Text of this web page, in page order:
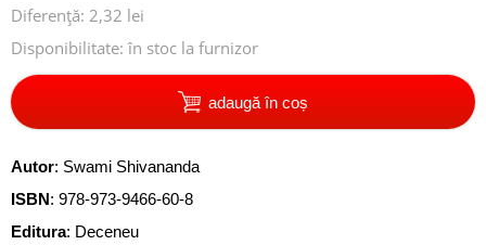
Diferență: 2,32 lei
Disponibilitate: în stoc la furnizor
adaugă în coș
Autor: Swami Shivananda
ISBN: 978-973-9466-60-8
Editura: Deceneu